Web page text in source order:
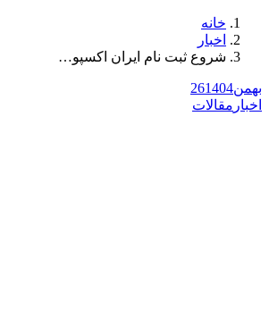
خانه
اخبار
شروع ثبت نام ایران اکسپو…
بهمن 261404
اخبار مقالات